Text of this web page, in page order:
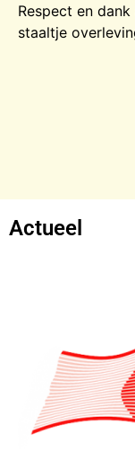
Respect en dank
staaltje
Actueel